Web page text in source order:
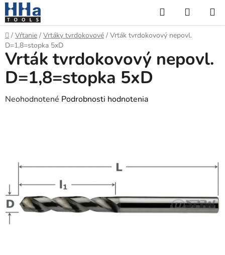
Prejsť
na
obsah
Hľadať
KOŠÍK
Domov
/ Vŕtanie / Vrtáky tvrdokovové / Vrták tvrdokovový nepovl.
D=1,8=stopka 5xD
Vrták tvrdokovový nepovl.
D=1,8=stopka 5xD
Priemerné
hviezdičiek.
Neohodnotené Podrobnosti hodnotenia